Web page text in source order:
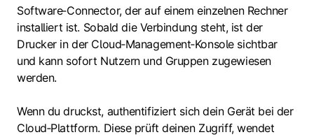
Software‑Connector, der auf einem einzelnen Rechner
installiert ist. Sobald die Verbindung steht, ist der
Drucker in der Cloud‑Management‑Konsole sichtbar
und kann sofort Nutzern und Gruppen zugewiesen
werden.
Wenn du druckst, authentifiziert sich dein Gerät bei der
Cloud‑Plattform. Diese prüft deinen Zugriff, wendet